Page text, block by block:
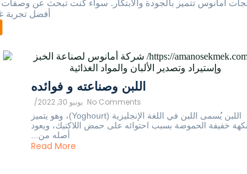
أمانوس تتميز بالجودة والابتكار. سواء كنت تبحث عن وصفات
أفضل تجربة
اللبن وصناعته و فوائده
يونيو 30, 2022 / No Comments
اللبن يُسمى اللبن في اللغة الإنجليزية (Yoghourt)، وهو يتميز
خفيفة الحموضة بسبب احتوائه على حمض اللاكتيك، ويعود
أصله من...
Read More